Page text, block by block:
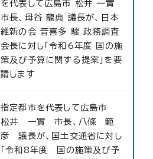
を代表して広島市 松井 一實
市長、母谷 龍典 議長が、日本
維新の会 音喜多 駿 政務調査
会長に対し「令和6年度 国の施
策及び予算に関する提案」を要
請します
指定都市を代表して広島市
松井 一實 市長、八條 範
彦 議長が、国土交通省に対し
「令和8年度 国の施策及び予